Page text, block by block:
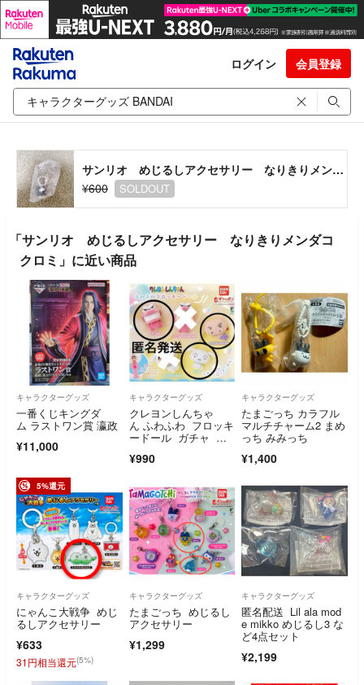
ログイン 会員登録
サンリオ めじるしアクセサリー なりきりメンダコ クロミ
¥600
SOLDOUT
「サンリオ めじるしアクセサリー なりきりメンダコ
クロミ」に近い商品
キャラクターグッズ
一番くじキングダ
ム ラストワン賞 瀛政
¥11,000
キャラクターグッズ
クレヨンしんちゃ
ん ふわふわ フロッキ
ードール ガチャ マ
¥990
キャラクターグッズ
たまごっち カラフル
マルチチャーム2 まめ
っち みみっち
¥1,400
5%還元
キャラクターグッズ
にゃんこ大戦争 めじ
るしアクセサリー
¥633
31円相当還元(5%)
キャラクターグッズ
たまごっち めじるし
アクセサリー
¥1,299
キャラクターグッズ
匿名配送 Lil ala mod
e mikko めじるし3 な
ど4点セット
¥2,199